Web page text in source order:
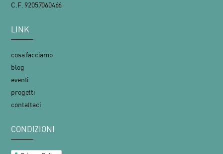
C.F. 92057060466
LINK
cosa facciamo
blog
eventi
progetti
contattaci
CONDIZIONI